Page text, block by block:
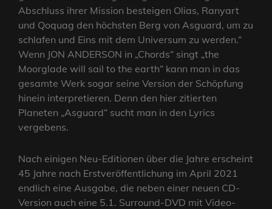
Abschluss ihrer Mission besteigen Olias, Ranyart
und Qoquag den höchsten Berg von Asguard, um zu
schlafen und Eins mit dem Universum zu werden.“
Wenn JON ANDERSON in „Chords“ singt „the
Moorglade will sail to the earth“ kann man in das
gesamte Werk sogar seine Version der Schöpfung
hinein interpretieren. Denn den hier zitierten
Planeten „Asguard“ sucht man in den Lyrics
vergebens.
Nach einigen Neu-Editionen über die Jahre erscheint
45 Jahre nach Erstveröffentlichung im April 2021
endlich eine Ausgabe, die neben einer neuen CD-
Version auch eine 5.1. Surround-DVD mit Video-